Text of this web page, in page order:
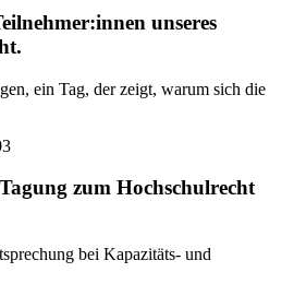
unseres
ein Tag, der zeigt, warum sich die
zum Hochschulrecht
bei Kapazitäts- und